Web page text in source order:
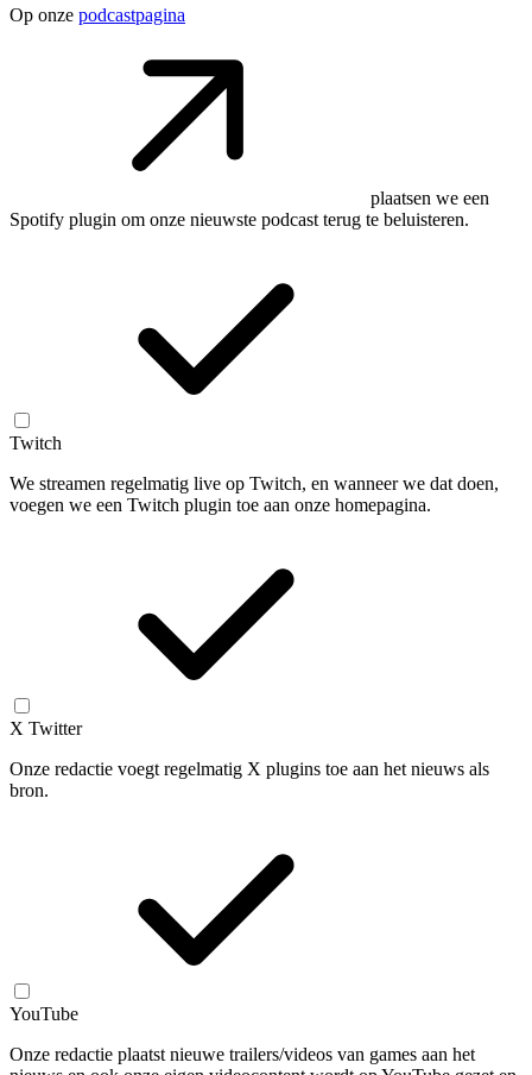
Op onze podcastpagina
plaatsen we een
Spotify plugin om onze nieuwste podcast terug te beluisteren.
Twitch
We streamen regelmatig live op Twitch, en wanneer we dat doen,
voegen we een Twitch plugin toe aan onze homepagina.
X Twitter
Onze redactie voegt regelmatig X plugins toe aan het nieuws als
bron.
YouTube
Onze redactie plaatst nieuwe trailers/videos van games aan het